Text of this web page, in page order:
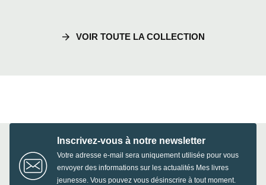
arrow_forward VOIR TOUTE LA COLLECTION
Inscrivez-vous à notre newsletter
Votre adresse e-mail sera uniquement utilisée pour vous
envoyer des informations sur les actualités Mes livres
jeunesse. Vous pouvez vous désinscrire à tout moment.